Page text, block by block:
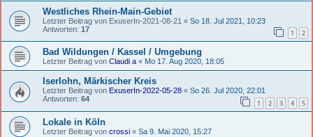
Westliches Rhein-Main-Gebiet
Letzter Beitrag von ExuserIn-2021-08-21 « So 18. Jul 2021, 10:23
Antworten: 17 1 2
Bad Wildungen / Kassel / Umgebung
Letzter Beitrag von Claudi a « Mo 17. Aug 2020, 18:05
Iserlohn, Märkischer Kreis
Letzter Beitrag von ExuserIn-2022-05-28 « So 26. Jul 2020, 22:01
Antworten: 64 1 2 3 4 5
Lokale in Köln
Letzter Beitrag von crossi « Sa 9. Mai 2020, 15:27